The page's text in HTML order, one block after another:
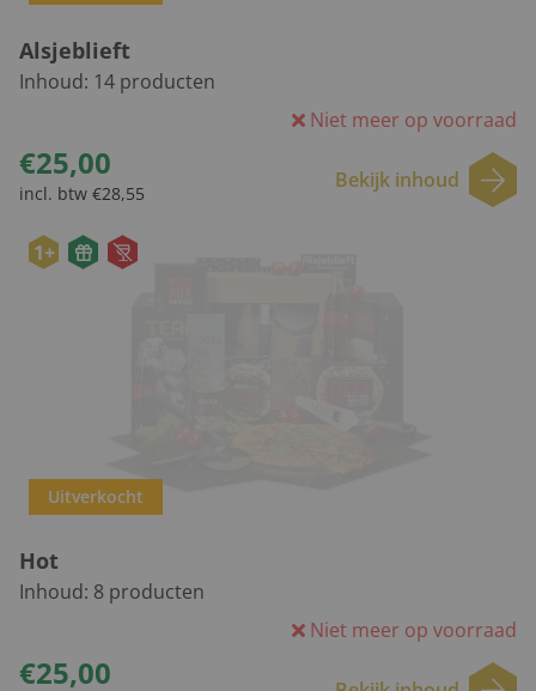
Alsjeblieft
Inhoud: 14 producten
Niet meer op voorraad
€25,00
incl. btw €28,55
Bekijk inhoud
1+
Uitverkocht
Hot
Inhoud: 8 producten
Niet meer op voorraad
€25,00